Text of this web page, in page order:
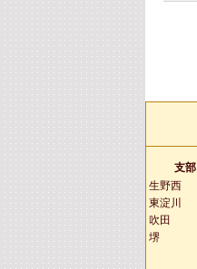
支部
生野西
東淀川
吹田
堺